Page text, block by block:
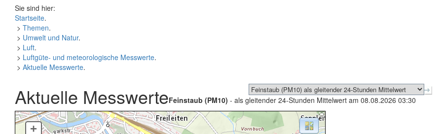
Sie sind hier:
Startseite.
> Themen.
> Umwelt und Natur.
> Luft.
> Luftgüte- und meteorologische Messwerte.
> Aktuelle Messwerte.
Aktuelle MesswerteFeinstaub (PM10) - als gleitender 24-Stunden Mittelwert am 08.08.2026 03:30
+